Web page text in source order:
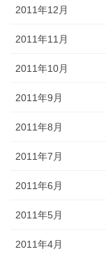
2011年12月
2011年11月
2011年10月
2011年9月
2011年8月
2011年7月
2011年6月
2011年5月
2011年4月